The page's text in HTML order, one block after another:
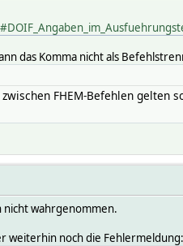
das Komma nicht als
FHEM-Befehlen
nicht wahrgenommen.
weiterhin noch die Fehlermeldung: